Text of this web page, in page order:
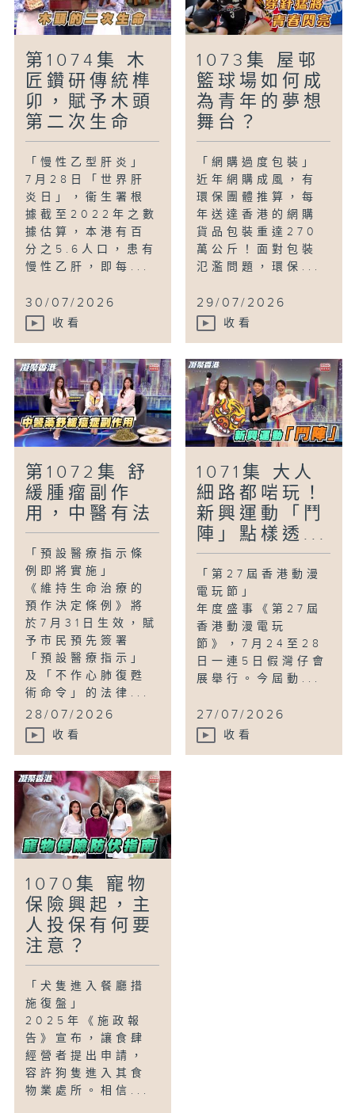
第1074集 木
匠鑽研傳統榫
卯，賦予木頭
第二次生命
「慢性乙型肝炎」
7月28日「世界肝
炎日」，衞生署根
據截至2022年之數
據估算，本港有百
分之5.6人口，患有
慢性乙肝，即每...
30/07/2026
收看
1073集 屋邨
籃球場如何成
為青年的夢想
舞台？
「網購過度包裝」
近年網購成風，有
環保團體推算，每
年送達香港的網購
貨品包裝重達270
萬公斤！面對包裝
氾濫問題，環保...
29/07/2026
收看
第1072集 舒
緩腫瘤副作
用，中醫有法
「預設醫療指示條
例即將實施」
《維持生命治療的
預作決定條例》將
於7月31日生效，賦
予市民預先簽署
「預設醫療指示」
及「不作心肺復甦
術命令」的法律...
28/07/2026
收看
1071集 大人
細路都啱玩！
新興運動「鬥
陣」點樣透...
「第27屆香港動漫
電玩節」
年度盛事《第27屆
香港動漫電玩
節》，7月24至28
日一連5日假灣仔會
展舉行。今屆動...
27/07/2026
收看
1070集 寵物
保險興起，主
人投保有何要
注意？
「犬隻進入餐廳措
施復盤」
2025年《施政報
告》宣布，讓食肆
經營者提出申請，
容許狗隻進入其食
物業處所。相信...